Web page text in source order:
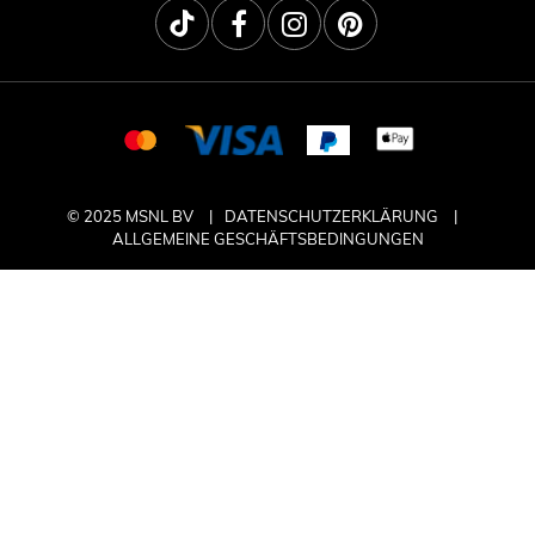
© 2025 MSNL BV
DATENSCHUTZERKLÄRUNG
ALLGEMEINE GESCHÄFTSBEDINGUNGEN